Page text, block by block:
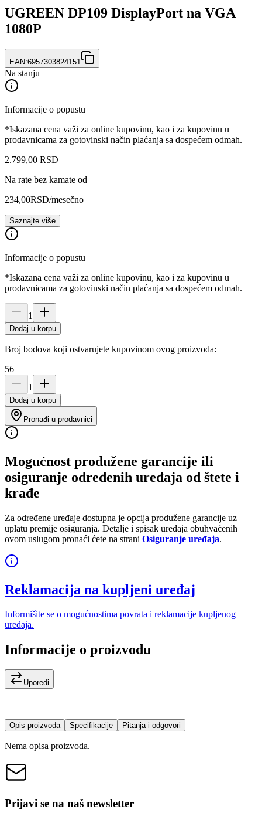
UGREEN DP109 DisplayPort na VGA
1080P
EAN:6957303824151
Na stanju
Informacije o popustu
*Iskazana cena važi za online kupovinu, kao i za kupovinu u
prodavnicama za gotovinski način plaćanja sa dospećem odmah.
2.799,00 RSD
Na rate bez kamate od
234,00RSD/mesečno
Saznajte više
Informacije o popustu
*Iskazana cena važi za online kupovinu, kao i za kupovinu u
prodavnicama za gotovinski način plaćanja sa dospećem odmah.
1
Dodaj u korpu
Broj bodova koji ostvarujete kupovinom ovog proizvoda:
56
1
Dodaj u korpu
Pronađi u prodavnici
Mogućnost produžene garancije ili
osiguranje određenih uređaja od štete i
krađe
Za određene uređaje dostupna je opcija produžene garancije uz
uplatu premije osiguranja. Detalje i spisak uređaja obuhvaćenih
ovom uslugom pronaći ćete na strani Osiguranje uređaja.
Reklamacija na kupljeni uređaj
Informišite se o mogućnostima povrata i reklamacije kupljenog
uređaja.
Informacije o proizvodu
Uporedi
Opis proizvoda Specifikacije Pitanja i odgovori
Nema opisa proizvoda.
Prijavi se na naš newsletter